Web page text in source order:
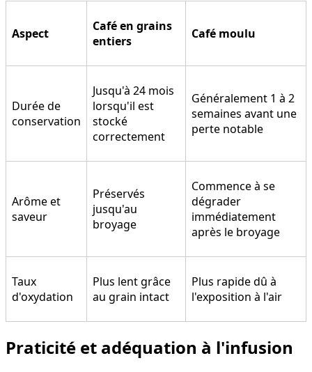
Aspect
Café en grains
entiers
Café moulu
Durée de
conservation
Jusqu'à 24 mois
lorsqu'il est
stocké
correctement
Généralement 1 à 2
semaines avant une
perte notable
Arôme et
saveur
Préservés
jusqu'au
broyage
Commence à se
dégrader
immédiatement
après le broyage
Taux
d'oxydation
Plus lent grâce
au grain intact
Plus rapide dû à
l'exposition à l'air
Praticité et adéquation à l'infusion